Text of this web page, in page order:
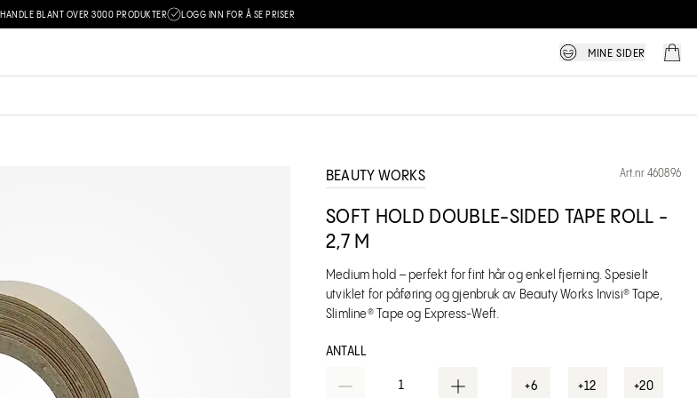
HANDLE BLANT OVER 3000 PRODUKTER LOGG INN FOR Å SE PRISER
MINE SIDER
BEAUTY WORKS Art.nr 460896
SOFT HOLD DOUBLE-SIDED TAPE ROLL -
2,7 M
Medium hold – perfekt for fint hår og enkel fjerning. Spesielt
utviklet for påføring og gjenbruk av Beauty Works Invisi® Tape,
Slimline® Tape og Express-Weft.
ANTALL
1 +6 +12 +20